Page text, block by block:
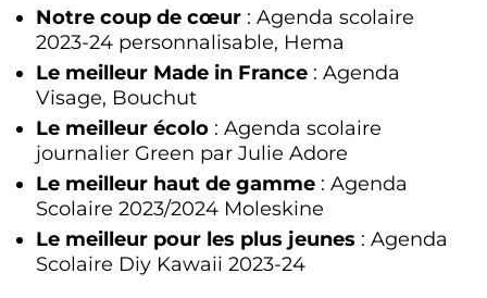
Notre coup de cœur : Agenda scolaire
2023-24 personnalisable, Hema
Le meilleur Made in France : Agenda
Visage, Bouchut
Le meilleur écolo : Agenda scolaire
journalier Green par Julie Adore
Le meilleur haut de gamme : Agenda
Scolaire 2023/2024 Moleskine
Le meilleur pour les plus jeunes : Agenda
Scolaire Diy Kawaii 2023-24